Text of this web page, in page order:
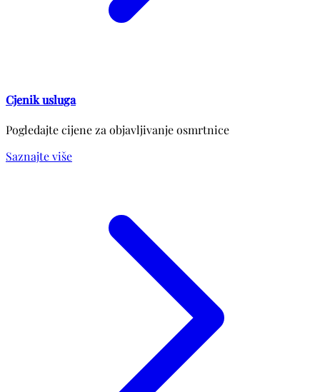
Cjenik usluga
Pogledajte cijene za objavljivanje osmrtnice
Saznajte više